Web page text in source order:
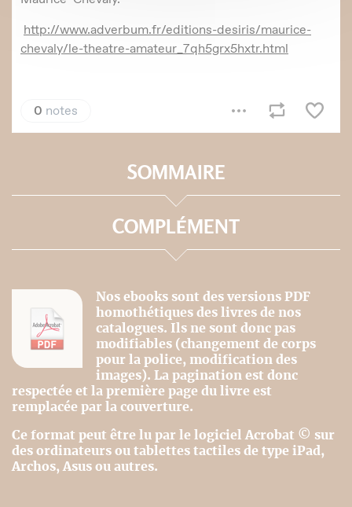
SOMMAIRE
COMPLÉMENT
Nos ebooks sont des versions PDF
homothétiques des livres de nos
catalogues. Ils ne sont donc pas
modifiables (changement de corps
pour la police, modification des
images). La pagination est donc
respectée et la première page du livre est
remplacée par la couverture.
Ce format peut être lu par le logiciel Acrobat © sur
des ordinateurs ou tablettes tactiles de type iPad,
Archos, Asus ou autres.